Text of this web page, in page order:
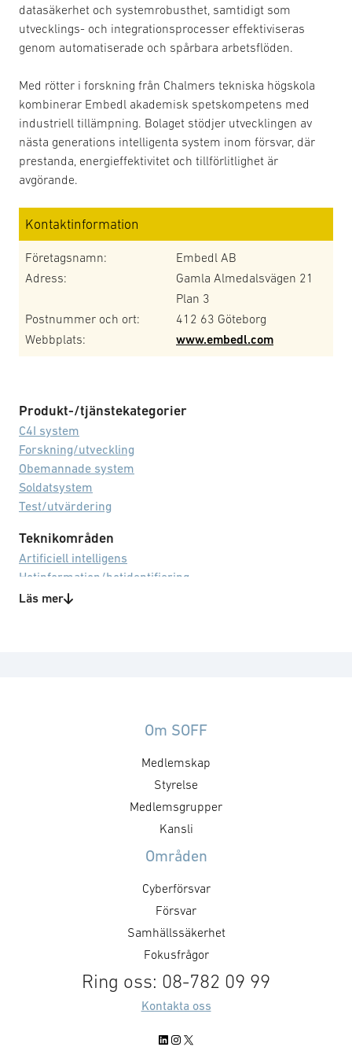
datasäkerhet och systemrobusthet, samtidigt som
utvecklings- och integrationsprocesser effektiviseras
genom automatiserade och spårbara arbetsflöden.
Med rötter i forskning från Chalmers tekniska högskola
kombinerar Embedl akademisk spetskompetens med
industriell tillämpning. Bolaget stödjer utvecklingen av
nästa generations intelligenta system inom försvar, där
prestanda, energieffektivitet och tillförlitlighet är
avgörande.
Kontaktinformation
Företagsnamn:
Embedl AB
Adress:
Gamla Almedalsvägen 21
Plan 3
Postnummer och ort:
412 63 Göteborg
Webbplats:
www.embedl.com
Produkt-/tjänstekategorier
C4I system
Forskning/utveckling
Obemannade system
Soldatsystem
Test/utvärdering
Teknikområden
Artificiell intelligens
Hotinformation/hotidentifiering
Livscykelhantering
Läs mer
Om SOFF
Medlemskap
Styrelse
Medlemsgrupper
Kansli
Områden
Cyberförsvar
Försvar
Samhällssäkerhet
Fokusfrågor
Ring oss: 08-782 09 99
Kontakta oss
LinkedIn
Instagram
X